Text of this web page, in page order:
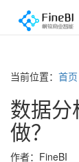
当前位置： 首页
数据
做？
作者：FineBI